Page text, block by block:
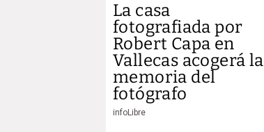
La casa
fotografiada por
Robert Capa en
Vallecas acogerá la
memoria del
fotógrafo
infoLibre